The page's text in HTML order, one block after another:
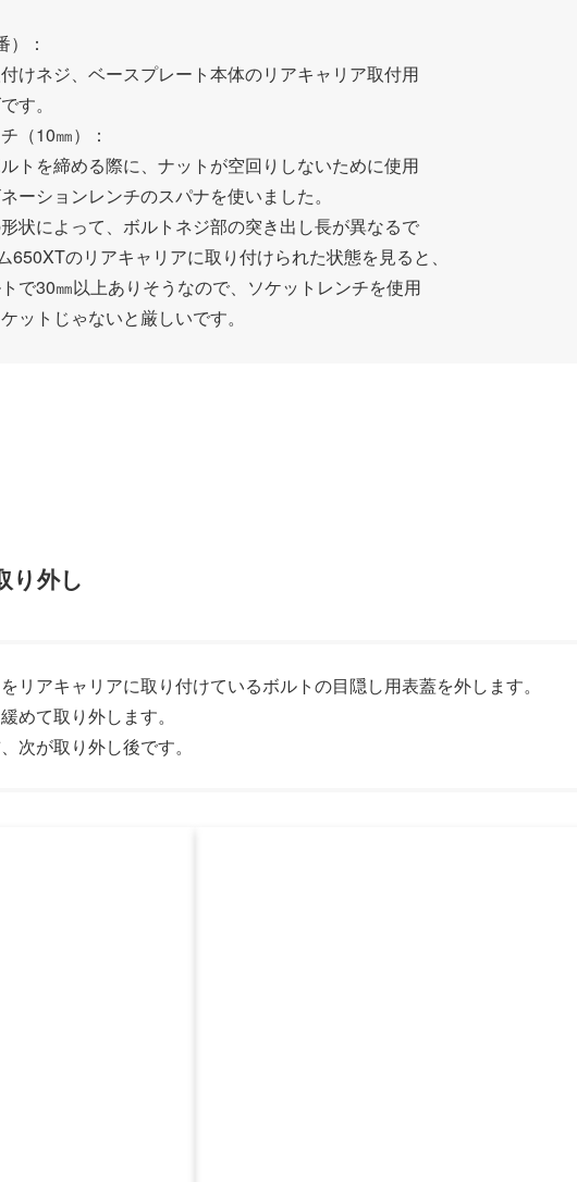
）：
けネジ、ベースプレート本体のリアキャリア取付用
す。
（10㎜）：
トを締める際に、ナットが空回りしないために使用
ーションレンチのスパナを使いました。
状によって、ボルトネジ部の突き出し長が異なるで
のリアキャリアに取り付けられた状態を見ると、
で30㎜以上ありそうなので、ソケットレンチを使用
ットじゃないと厳しいです。
り外し
リアキャリアに取り付けているボルトの目隠し用表蓋を外します。
めて取り外します。
次が取り外し後です。